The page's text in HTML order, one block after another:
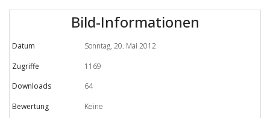
Bild-Informationen
Datum
Sonntag, 20. Mai 2012
Zugriffe
1169
Downloads
64
Bewertung
Keine